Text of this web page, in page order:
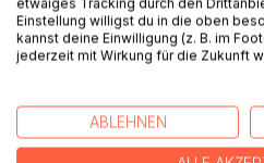
also auf, überlässt sich der
die Begierde seiner Verführerin
Verlangen. Dabei hegt er den
verlieben und dabei das
Schönheit offenbar umgibt.
etwaiges Tracking durch den
Einstellung willigst du in die oben
kannst deine Einwilligung (z. B. im
jederzeit mit Wirkung für die Zukunft
ABLEHNEN